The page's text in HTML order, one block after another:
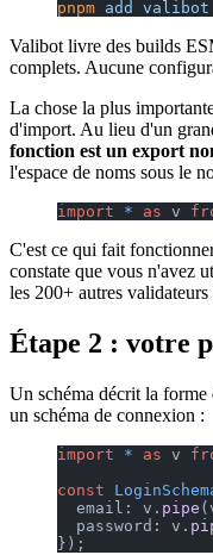
pnpm add valibot
Valibot livre des builds
complets. Aucune
La chose la plus
d'import. Au lieu d'un
fonction est un export
l'espace de noms sous le
import * as v
C'est ce qui fait
constate que vous n'avez
les 200+ autres
Étape 2 : votre
Un schéma décrit la forme
un schéma de connexion :
import * as v
const
  email: v.
pipe
  password: v.
});